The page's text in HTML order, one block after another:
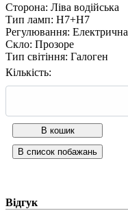
Сторона: Ліва водійська
Тип ламп: H7+H7
Регулювання: Електрична
Скло: Прозоре
Тип світіння: Галоген
Кількість:
Відгук